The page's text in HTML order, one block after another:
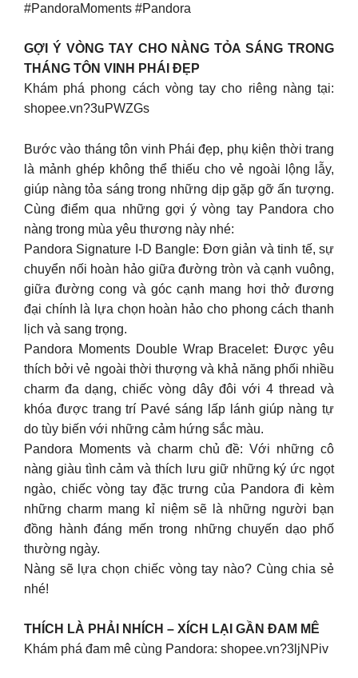
#PandoraMoments #Pandora
GỢI Ý VÒNG TAY CHO NÀNG TỎA SÁNG TRONG
THÁNG TÔN VINH PHÁI ĐẸP
Khám phá phong cách vòng tay cho riêng nàng tại:
shopee.vn?3uPWZGs
Bước vào tháng tôn vinh Phái đẹp, phụ kiện thời trang
là mảnh ghép không thể thiếu cho vẻ ngoài lộng lẫy,
giúp nàng tỏa sáng trong những dịp gặp gỡ ấn tượng.
Cùng điểm qua những gợi ý vòng tay Pandora cho
nàng trong mùa yêu thương này nhé:
Pandora Signature I-D Bangle: Đơn giản và tinh tế, sự
chuyển nối hoàn hảo giữa đường tròn và cạnh vuông,
giữa đường cong và góc cạnh mang hơi thở đương
đại chính là lựa chọn hoàn hảo cho phong cách thanh
lịch và sang trọng.
Pandora Moments Double Wrap Bracelet: Được yêu
thích bởi vẻ ngoài thời thượng và khả năng phối nhiều
charm đa dạng, chiếc vòng dây đôi với 4 thread và
khóa được trang trí Pavé sáng lấp lánh giúp nàng tự
do tùy biến với những cảm hứng sắc màu.
Pandora Moments và charm chủ đề: Với những cô
nàng giàu tình cảm và thích lưu giữ những ký ức ngọt
ngào, chiếc vòng tay đặc trưng của Pandora đi kèm
những charm mang kỉ niệm sẽ là những người bạn
đồng hành đáng mến trong những chuyến dạo phố
thường ngày.
Nàng sẽ lựa chọn chiếc vòng tay nào? Cùng chia sẻ
nhé!
THÍCH LÀ PHẢI NHÍCH – XÍCH LẠI GẦN ĐAM MÊ
Khám phá đam mê cùng Pandora: shopee.vn?3ljNPiv